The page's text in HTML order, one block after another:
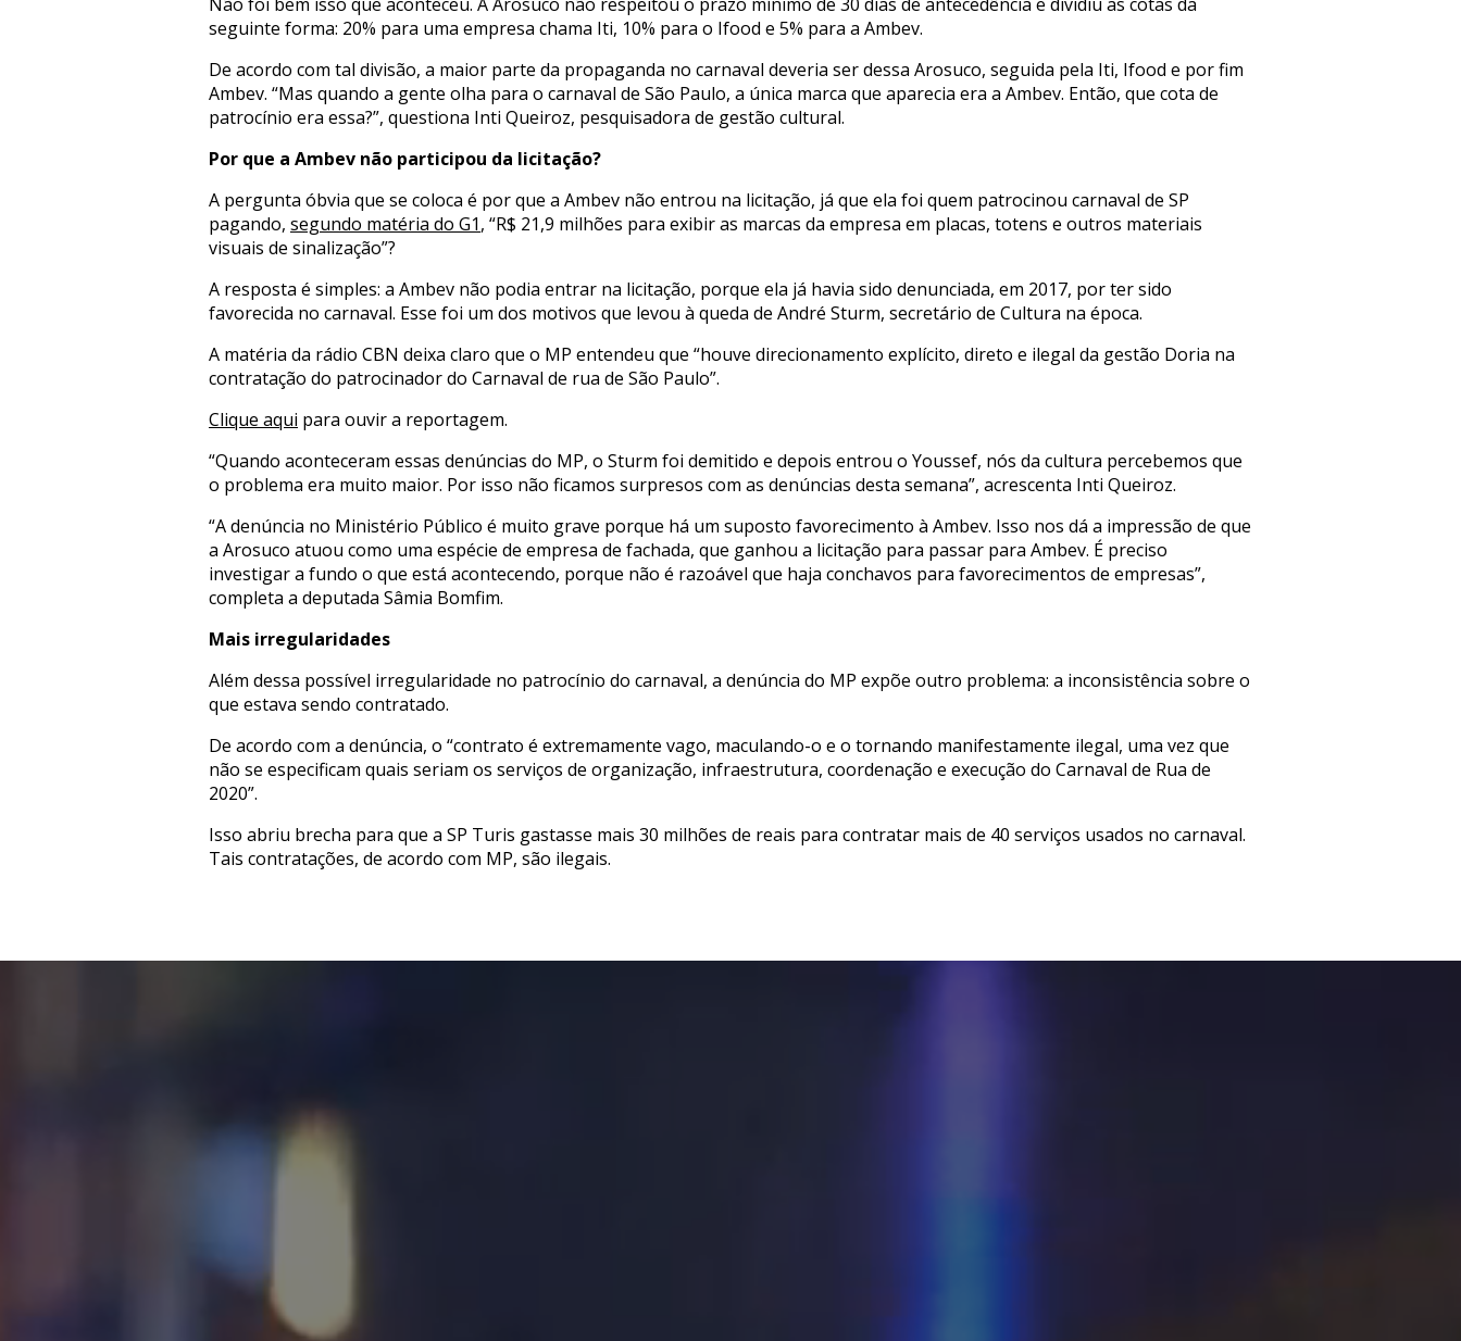
seguinte forma: 20% para uma empresa chama Iti, 10% para o Ifood e 5% para a Ambev.
De acordo com tal divisão, a maior parte da propaganda no carnaval deveria ser dessa Arosuco, seguida pela Iti, Ifood e por fim
Ambev. “Mas quando a gente olha para o carnaval de São Paulo, a única marca que aparecia era a Ambev. Então, que cota de
patrocínio era essa?”, questiona Inti Queiroz, pesquisadora de gestão cultural.
Por que a Ambev não participou da licitação?
A pergunta óbvia que se coloca é por que a Ambev não entrou na licitação, já que ela foi quem patrocinou carnaval de SP
pagando, segundo matéria do G1, “R$ 21,9 milhões para exibir as marcas da empresa em placas, totens e outros materiais
visuais de sinalização”?
A resposta é simples: a Ambev não podia entrar na licitação, porque ela já havia sido denunciada, em 2017, por ter sido
favorecida no carnaval. Esse foi um dos motivos que levou à queda de André Sturm, secretário de Cultura na época.
A matéria da rádio CBN deixa claro que o MP entendeu que “houve direcionamento explícito, direto e ilegal da gestão Doria na
contratação do patrocinador do Carnaval de rua de São Paulo”.
Clique aqui para ouvir a reportagem.
“Quando aconteceram essas denúncias do MP, o Sturm foi demitido e depois entrou o Youssef, nós da cultura percebemos que
o problema era muito maior. Por isso não ficamos surpresos com as denúncias desta semana”, acrescenta Inti Queiroz.
“A denúncia no Ministério Público é muito grave porque há um suposto favorecimento à Ambev. Isso nos dá a impressão de que
a Arosuco atuou como uma espécie de empresa de fachada, que ganhou a licitação para passar para Ambev. É preciso
investigar a fundo o que está acontecendo, porque não é razoável que haja conchavos para favorecimentos de empresas”,
completa a deputada Sâmia Bomfim.
Mais irregularidades
Além dessa possível irregularidade no patrocínio do carnaval, a denúncia do MP expõe outro problema: a inconsistência sobre o
que estava sendo contratado.
De acordo com a denúncia, o “contrato é extremamente vago, maculando-o e o tornando manifestamente ilegal, uma vez que
não se especificam quais seriam os serviços de organização, infraestrutura, coordenação e execução do Carnaval de Rua de
2020”.
Isso abriu brecha para que a SP Turis gastasse mais 30 milhões de reais para contratar mais de 40 serviços usados no carnaval.
Tais contratações, de acordo com MP, são ilegais.